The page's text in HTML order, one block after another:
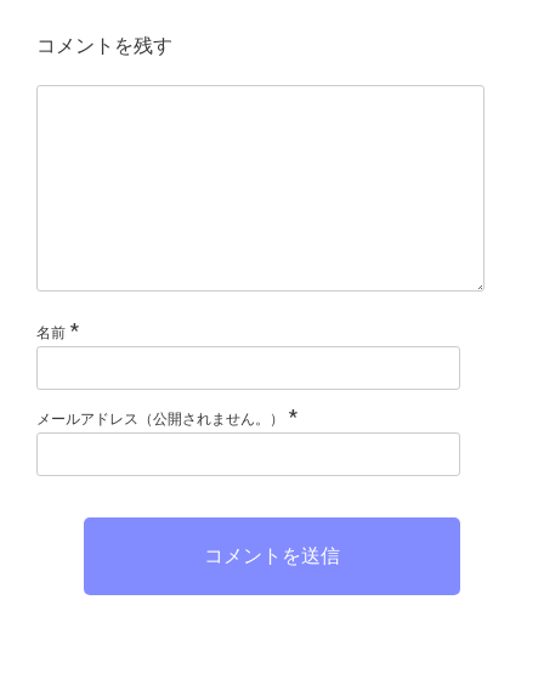
コメントを残す
名前 *
メールアドレス（公開されません。） *
コメントを送信